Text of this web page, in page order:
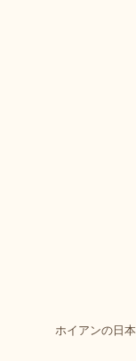
ホイアンの日